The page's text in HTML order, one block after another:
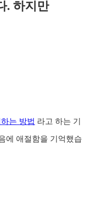
. 하지만
는 방법 라고 하는 기
에 애절함을 기억했습